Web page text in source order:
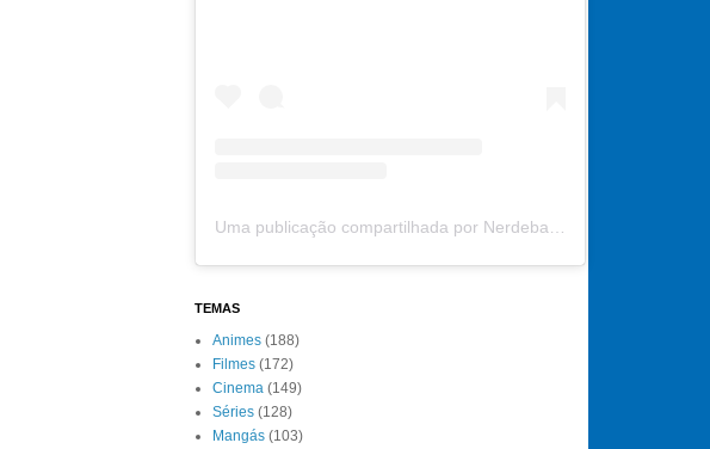
TEMAS
Animes (188)
Filmes (172)
Cinema (149)
Séries (128)
Mangás (103)